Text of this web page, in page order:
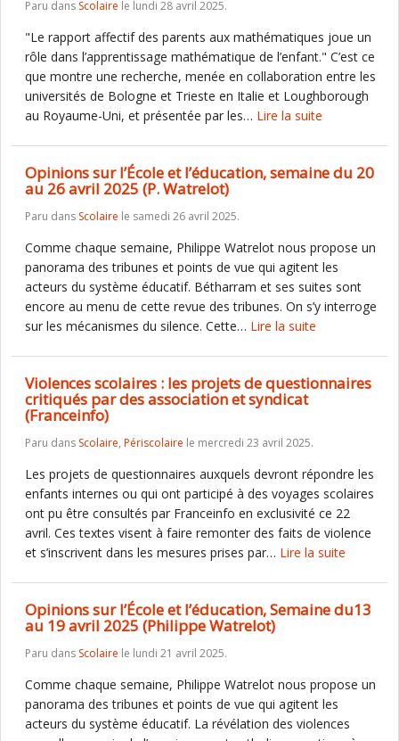
Paru dans Scolaire le lundi 28 avril 2025.
"Le rapport affectif des parents aux mathématiques joue un
rôle dans l’apprentissage mathématique de l’enfant." C’est ce
que montre une recherche, menée en collaboration entre les
universités de Bologne et Trieste en Italie et Loughborough
au Royaume-Uni, et présentée par les… Lire la suite
Opinions sur l’École et l’éducation, semaine du 20
au 26 avril 2025 (P. Watrelot)
Paru dans Scolaire le samedi 26 avril 2025.
Comme chaque semaine, Philippe Watrelot nous propose un
panorama des tribunes et points de vue qui agitent les
acteurs du système éducatif. Bétharram et ses suites sont
encore au menu de cette revue des tribunes. On s’y interroge
sur les mécanismes du silence. Cette… Lire la suite
Violences scolaires : les projets de questionnaires
critiqués par des association et syndicat
(Franceinfo)
Paru dans Scolaire, Périscolaire le mercredi 23 avril 2025.
Les projets de questionnaires auxquels devront répondre les
enfants internes ou qui ont participé à des voyages scolaires
ont pu être consultés par Franceinfo en exclusivité ce 22
avril. Ces textes visent à faire remonter des faits de violence
et s’inscrivent dans les mesures prises par… Lire la suite
Opinions sur l’École et l’éducation, Semaine du13
au 19 avril 2025 (Philippe Watrelot)
Paru dans Scolaire le lundi 21 avril 2025.
Comme chaque semaine, Philippe Watrelot nous propose un
panorama des tribunes et points de vue qui agitent les
acteurs du système éducatif. La révélation des violences